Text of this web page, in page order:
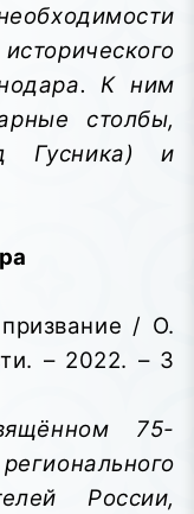
К ним
столбы,
Гусника) и
/ О.
– 2022. – 3
75-
России,